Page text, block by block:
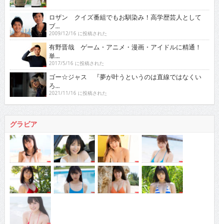
ロザン クイズ番組でもお馴染み！高学歴芸人として
ブ...
2009/12/16 に投稿された
有野晋哉 ゲーム・アニメ・漫画・アイドルに精通！
単...
2017/5/16 に投稿された
ゴー☆ジャス 『夢が叶うというのは直線ではなくい
ろ...
2021/11/16 に投稿された
グラビア